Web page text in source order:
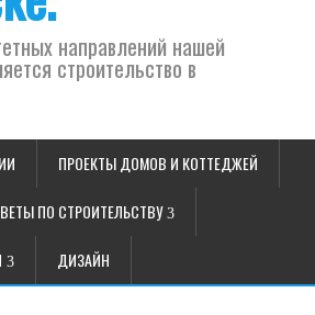
направлений нашей
строительство в
ПРОЕКТЫ ДОМОВ И КОТТЕДЖЕЙ
ПО СТРОИТЕЛЬСТВУ
ДИЗАЙН